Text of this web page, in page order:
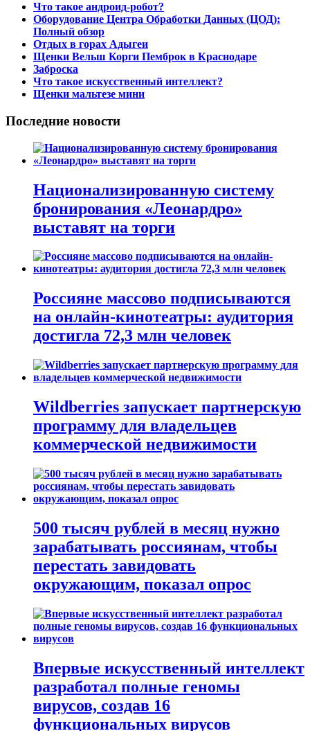
Что такое андроид-робот?
Оборудование Центра Обработки Данных (ЦОД):
Полный обзор
Отдых в горах Адыгеи
Щенки Вельш Корги Пемброк в Краснодаре
Заброска
Что такое искусственный интеллект?
Щенки мальтезе мини
Последние новости
Национализированную систему
бронирования «Леонардро»
выставят на торги
Россияне массово подписываются
на онлайн-кинотеатры: аудитория
достигла 72,3 млн человек
Wildberries запускает партнерскую
программу для владельцев
коммерческой недвижимости
500 тысяч рублей в месяц нужно
зарабатывать россиянам, чтобы
перестать завидовать
окружающим, показал опрос
Впервые искусственный интеллект
разработал полные геномы
вирусов, создав 16
функциональных вирусов